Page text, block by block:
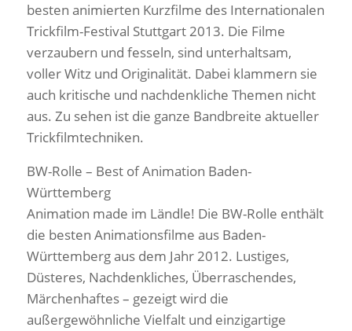
besten animierten Kurzfilme des Internationalen
Trickfilm-Festival Stuttgart 2013. Die Filme
verzaubern und fesseln, sind unterhaltsam,
voller Witz und Originalität. Dabei klammern sie
auch kritische und nachdenkliche Themen nicht
aus. Zu sehen ist die ganze Bandbreite aktueller
Trickfilmtechniken.
BW-Rolle – Best of Animation Baden-
Württemberg
Animation made im Ländle! Die BW-Rolle enthält
die besten Animationsfilme aus Baden-
Württemberg aus dem Jahr 2012. Lustiges,
Düsteres, Nachdenkliches, Überraschendes,
Märchenhaftes – gezeigt wird die
außergewöhnliche Vielfalt und einzigartige